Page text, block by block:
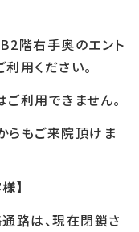
階右手奥のエント
用ください。
利用できません。
らもご来院頂けま
】
路は、現在閉鎖さ